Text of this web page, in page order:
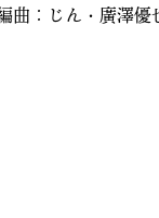
曲：じん・廣澤